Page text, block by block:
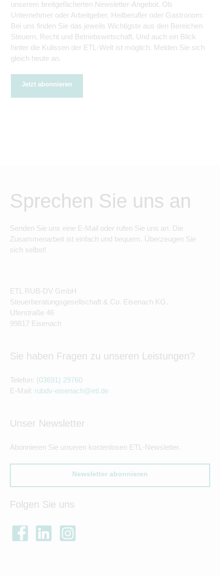
unserem breitgefächerten Newsletter-Angebot. Ob
Unternehmer oder Arbeitgeber, Heilberufler oder Gastronom:
Bei uns finden Sie das jeweils Wichtigste aus den Bereichen
Steuern, Recht und Betriebswirtschaft. Und auch ein Blick
hinter die Kulissen der ETL-Welt ist möglich. Melden Sie sich
gleich heute an.
Jetzt abonnieren
Sprechen Sie uns an
Senden Sie uns eine E-Mail oder rufen Sie uns an. Die
Zusammenarbeit ist einfach und bequem. Überzeugen Sie
sich selbst!
ETL RUB-DV GmbH
Steuerberatungsgesellschaft & Co. Eisenach KG.
Uferstraße 46
99817 Eisenach
Sie haben Fragen zu unseren Leistungen?
Telefon: (03691) 29760
E-Mail: rubdv-eisenach@etl.de
Unser Newsletter
Abonnieren Sie unseren kostenlosen ETL-Newsletter.
Newsletter abonnieren
Folgen Sie uns